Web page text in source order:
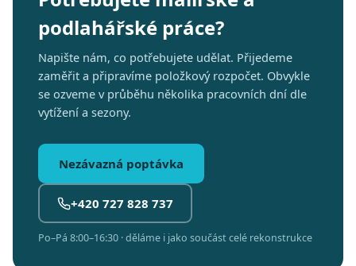
podlahářské práce?
Napište nám, co potřebujete udělat. Přijedeme
zaměřit a připravíme položkový rozpočet. Obvykle
se ozveme v průběhu několika pracovních dní dle
vytížení a sezony.
Nezávazná poptávka
+420 727 828 737
Po–Pá 8:00–16:30 · děláme i jako součást celé rekonstrukce